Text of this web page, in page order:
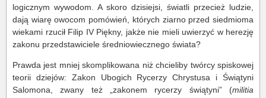
logicznym wywodom. A skoro dzisiejsi, światli przecież ludzie,
dają wiarę owocom pomówień, których ziarno przed siedmioma
wiekami rzucił Filip IV Piękny, jakże nie mieli uwierzyć w herezję
zakonu przedstawiciele średniowiecznego świata?
Prawda jest mniej skomplikowana niż chcieliby twórcy spiskowej
teorii dziejów: Zakon Ubogich Rycerzy Chrystusa i Świątyni
Salomona, zwany też „zakonem rycerzy świątyni” (militia